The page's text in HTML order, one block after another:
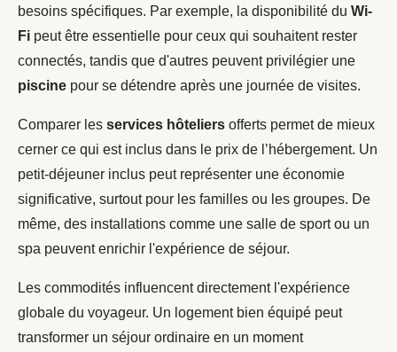
besoins spécifiques. Par exemple, la disponibilité du Wi-
Fi peut être essentielle pour ceux qui souhaitent rester
connectés, tandis que d'autres peuvent privilégier une
piscine pour se détendre après une journée de visites.
Comparer les services hôteliers offerts permet de mieux
cerner ce qui est inclus dans le prix de l’hébergement. Un
petit-déjeuner inclus peut représenter une économie
significative, surtout pour les familles ou les groupes. De
même, des installations comme une salle de sport ou un
spa peuvent enrichir l'expérience de séjour.
Les commodités influencent directement l'expérience
globale du voyageur. Un logement bien équipé peut
transformer un séjour ordinaire en un moment